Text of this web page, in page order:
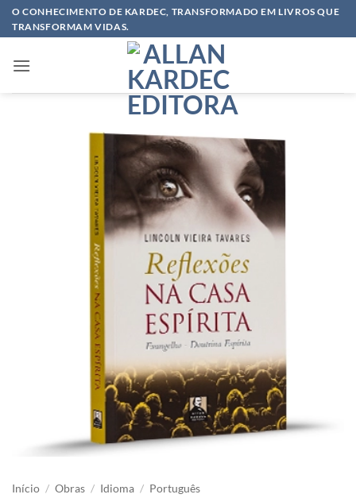
SkipO CONHECIMENTO DE KARDEC, TRANSFORMADO EM LIVROS QUE
TRANSFORMAM VIDAS.
Início / Obras / Idioma / Português